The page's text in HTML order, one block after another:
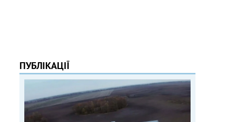
ПУБЛІКАЦІЇ